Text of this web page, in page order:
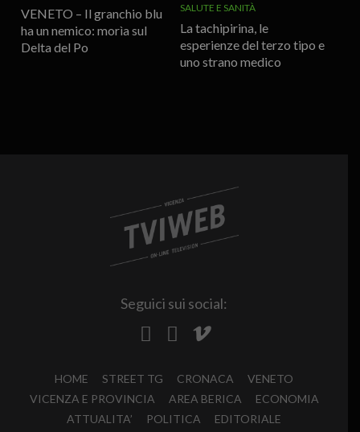
VENETO – Il granchio blu
ha un nemico: morìa sul
Delta del Po
SALUTE E SANITÀ
La tachipirina, le
esperienze del terzo tipo e
uno strano medico
Seguici sui social:
HOME STREET TG CRONACA
VENETO
VICENZA E PROVINCIA
AREA BERICA
ECONOMIA
ATTUALITA’
POLITICA
EDITORIALE